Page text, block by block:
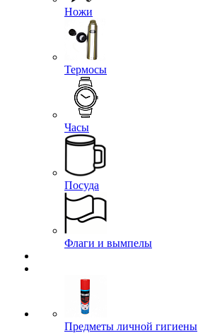
Ножи
Термосы
Часы
Посуда
Флаги и вымпелы
Предметы личной гигиены